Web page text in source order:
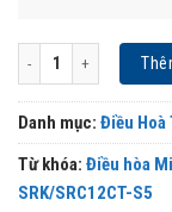
Điều hòa Mitsubishi
Danh mục: Điều
Từ khóa: Điều hòa
SRK/SRC12CT-S5